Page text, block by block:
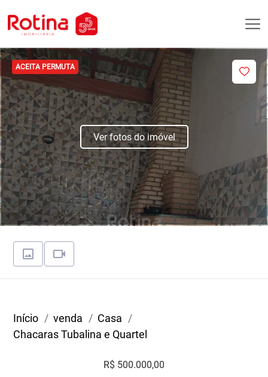
ACEITA PERMUTA
Ver fotos do imóvel
Início venda
Casa
Chacaras Tubalina e Quartel
R$ 500.000,00